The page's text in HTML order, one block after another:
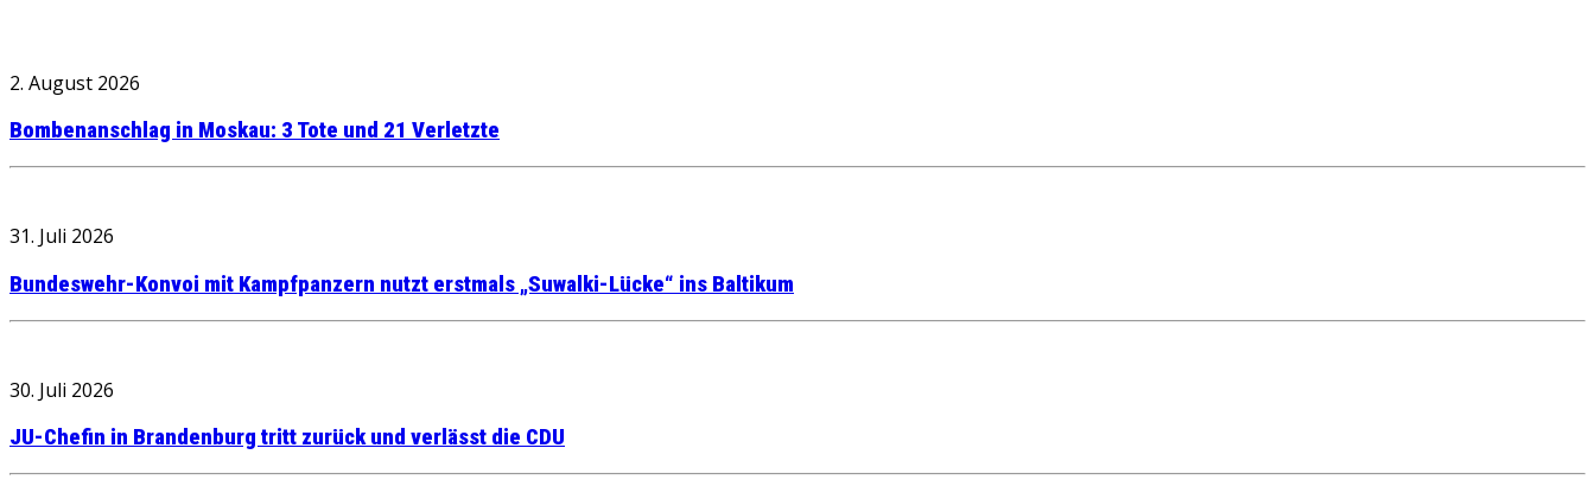
2. August 2026
Bombenanschlag in Moskau: 3 Tote und 21 Verletzte
31. Juli 2026
Bundeswehr-Konvoi mit Kampfpanzern nutzt erstmals „Suwalki-Lücke“ ins Baltikum
30. Juli 2026
JU-Chefin in Brandenburg tritt zurück und verlässt die CDU